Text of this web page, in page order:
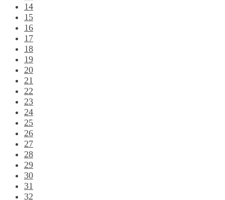
14
15
16
17
18
19
20
21
22
23
24
25
26
27
28
29
30
31
32